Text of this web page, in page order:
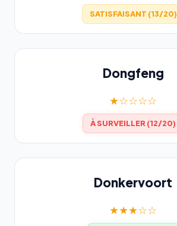
SATISFAISANT (13/20)
Dongfeng
★☆☆☆☆
À SURVEILLER (12/20)
Donkervoort
★★★☆☆